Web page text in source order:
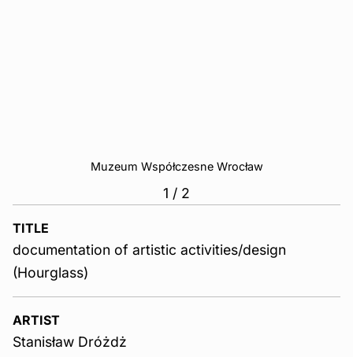
Muzeum Współczesne Wrocław
1 / 2
TITLE
documentation of artistic activities/design
(Hourglass)
ARTIST
Stanisław Dróżdż